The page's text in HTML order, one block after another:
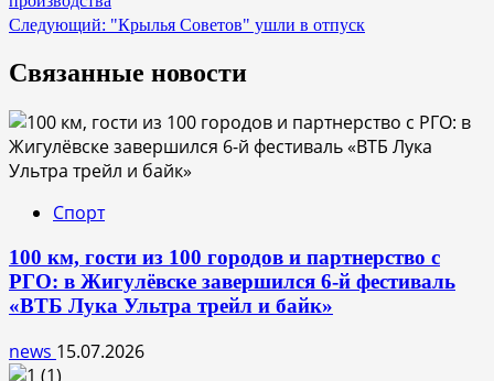
записям
Следующий: "Крылья Советов" ушли в отпуск
Связанные новости
Спорт
100 км, гости из 100 городов и партнерство с
РГО: в Жигулёвске завершился 6-й фестиваль
«ВТБ Лука Ультра трейл и байк»
news 15.07.2026